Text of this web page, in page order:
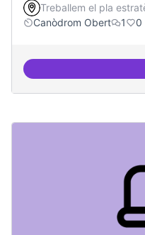
Treballem el pla
Canòdrom Obert
1 0